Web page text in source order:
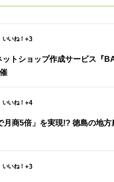
+3
トショップ作成サービス『
+4
月商5倍」を実現!? 徳島の地方
+3